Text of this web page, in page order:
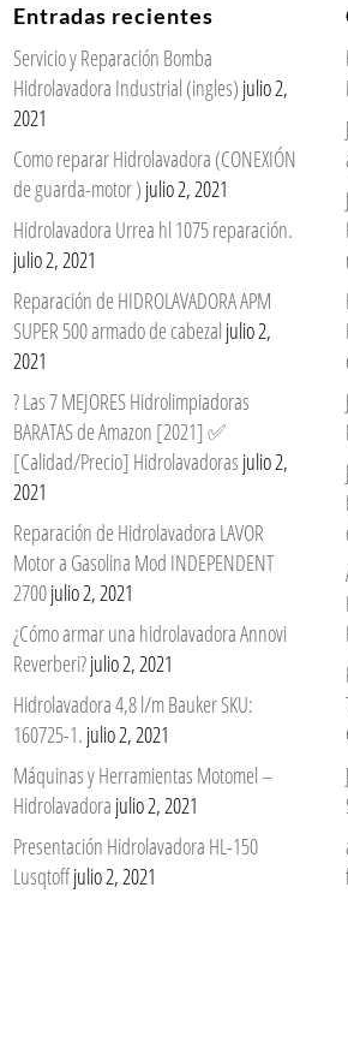
Entradas recientes
Servicio y Reparación Bomba
Hidrolavadora Industrial (ingles) julio 2,
2021
Como reparar Hidrolavadora (CONEXIÓN
de guarda-motor ) julio 2, 2021
Hidrolavadora Urrea hl 1075 reparación.
julio 2, 2021
Reparación de HIDROLAVADORA APM
SUPER 500 armado de cabezal julio 2,
2021
? Las 7 MEJORES Hidrolimpiadoras
BARATAS de Amazon [2021] ✅
[Calidad/Precio] Hidrolavadoras julio 2,
2021
Reparación de Hidrolavadora LAVOR
Motor a Gasolina Mod INDEPENDENT
2700julio 2, 2021
¿Cómo armar una hidrolavadora Annovi
Reverberi?julio 2, 2021
Hidrolavadora 4,8 l/m Bauker SKU:
160725-1. julio 2, 2021
Máquinas y Herramientas Motomel –
Hidrolavadora julio 2, 2021
Presentación Hidrolavadora HL-150
Lusqtoffjulio 2, 2021